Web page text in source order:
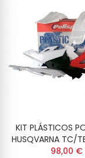
KIT PLÁSTICOS
HUSQVARNA TC/
98,00 €